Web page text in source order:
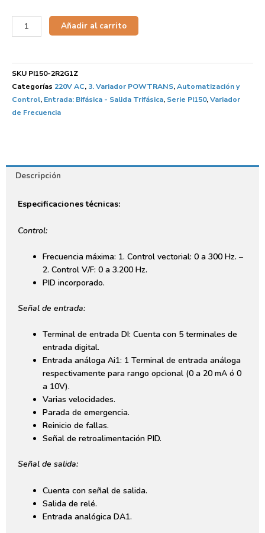
Añadir al carrito
SKU PI150-2R2G1Z
Categorías 220V AC, 3. Variador POWTRANS,Automatización y
Control, Entrada: Bifásica - Salida Trifásica, Serie PI150,Variador
de Frecuencia
Descripción
Especificaciones técnicas:
Control:
Frecuencia máxima: 1. Control vectorial: 0 a 300 Hz. –
2. Control V/F: 0 a 3.200 Hz.
PID incorporado.
Señal de entrada:
Terminal de entrada DI: Cuenta con 5 terminales de
entrada digital.
Entrada análoga Ai1: 1 Terminal de entrada análoga
respectivamente para rango opcional (0 a 20 mA ó 0
a 10V).
Varias velocidades.
Parada de emergencia.
Reinicio de fallas.
Señal de retroalimentación PID.
Señal de salida:
Cuenta con señal de salida.
Salida de relé.
Entrada analógica DA1.